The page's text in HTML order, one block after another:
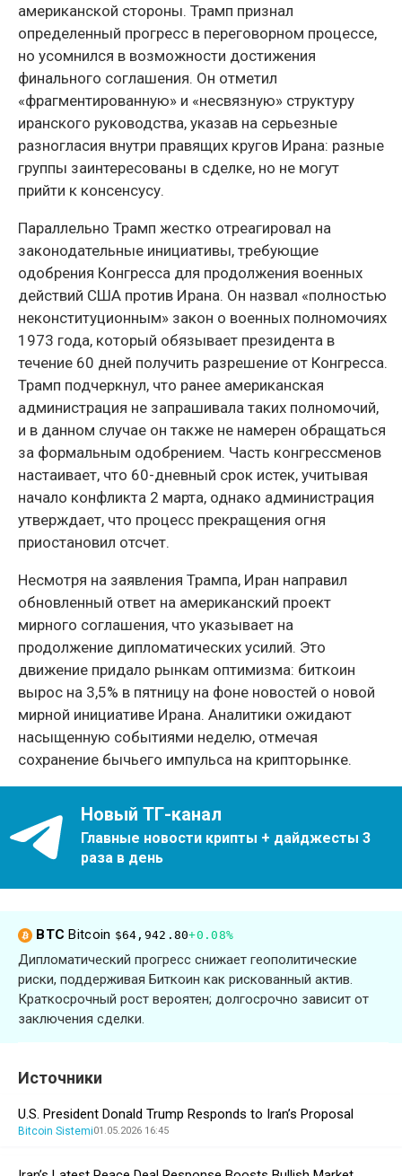
американской стороны. Трамп признал
определенный прогресс в переговорном процессе,
но усомнился в возможности достижения
финального соглашения. Он отметил
«фрагментированную» и «несвязную» структуру
иранского руководства, указав на серьезные
разногласия внутри правящих кругов Ирана: разные
группы заинтересованы в сделке, но не могут
прийти к консенсусу.
Параллельно Трамп жестко отреагировал на
законодательные инициативы, требующие
одобрения Конгресса для продолжения военных
действий США против Ирана. Он назвал «полностью
неконституционным» закон о военных полномочиях
1973 года, который обязывает президента в
течение 60 дней получить разрешение от Конгресса.
Трамп подчеркнул, что ранее американская
администрация не запрашивала таких полномочий,
и в данном случае он также не намерен обращаться
за формальным одобрением. Часть конгрессменов
настаивает, что 60-дневный срок истек, учитывая
начало конфликта 2 марта, однако администрация
утверждает, что процесс прекращения огня
приостановил отсчет.
Несмотря на заявления Трампа, Иран направил
обновленный ответ на американский проект
мирного соглашения, что указывает на
продолжение дипломатических усилий. Это
движение придало рынкам оптимизма: биткоин
вырос на 3,5% в пятницу на фоне новостей о новой
мирной инициативе Ирана. Аналитики ожидают
насыщенную событиями неделю, отмечая
сохранение бычьего импульса на крипторынке.
Новый ТГ-канал
Главные новости крипты + дайджесты 3
раза в день
BTCBitcoin $64,942.80+0.08%
Дипломатический прогресс снижает геополитические
риски, поддерживая Биткоин как рискованный актив.
Краткосрочный рост вероятен; долгосрочно зависит от
заключения сделки.
Источники
U.S. President Donald Trump Responds to Iran’s Proposal
Bitcoin Sistemi01.05.2026 16:45